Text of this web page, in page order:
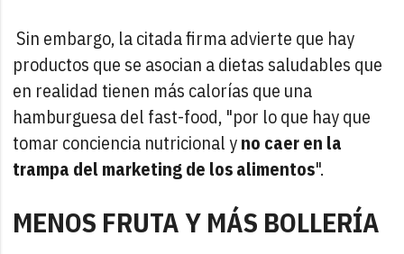
Sin embargo, la citada firma advierte que hay
productos que se asocian a dietas saludables que
en realidad tienen más calorías que una
hamburguesa del fast-food, "por lo que hay que
tomar conciencia nutricional yno caer en la
trampa del marketing de los alimentos".
MENOS FRUTA Y MÁS BOLLERÍA